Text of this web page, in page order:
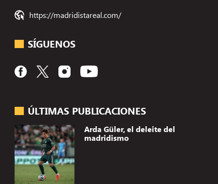
ÚLTIMAS PUBLICACIONES
Arda Güler, el deleite del
madridismo
https://madridistareal.com/
SÍGUENOS